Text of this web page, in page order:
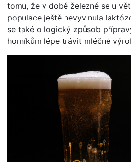
tomu, že v době železné se u
populace ještě nevyvinula
se také o logický způsob
horníkům lépe trávit mléčné